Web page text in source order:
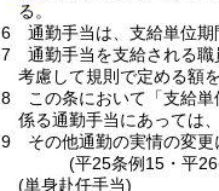
る。
6
通勤手当は、支給単位期
7
通勤手当を支給される
考慮して規則で定める額
8
この条において「支給
係る通勤手当にあっては
9
その他通勤の実情の変
(平25条例15・平
(単身赴任手当)